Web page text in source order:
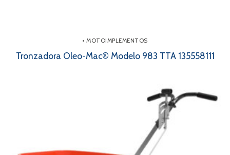
• MOTOIMPLEMENTOS
Tronzadora Oleo-Mac® Modelo 983 TTA 135558111